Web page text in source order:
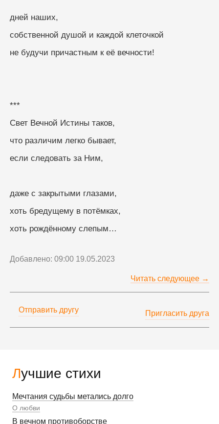
Лучшие стихи
Мечтания судьбы метались долго
О любви
В вечном противоборстве
дней наших,
собственной душой и каждой клеточкой
не будучи причастным к её вечности!
***
Свет Вечной Истины таков,
что различим легко бывает,
если следовать за Ним,
даже с закрытыми глазами,
хоть бредущему в потёмках,
хоть рождённому слепым…
Добавлено: 09:00 19.05.2023
Читать следующее →
Отправить другу Пригласить друга